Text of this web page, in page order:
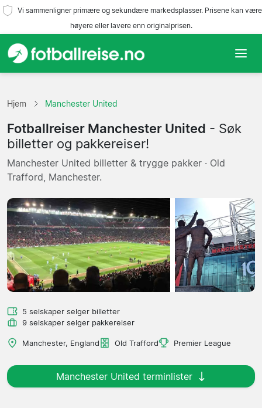
Vi sammenligner primære og sekundære markedsplasser. Prisene kan være
høyere eller lavere enn originalprisen.
Lag
Ligaer
Reisebyråer
Hjem Manchester United
Fotballreiser Manchester United - Søk
billetter og pakkereiser!
Manchester United billetter & trygge pakker · Old
Trafford, Manchester.
5 selskaper selger billetter
9 selskaper selger pakkereiser
Manchester, England Old Trafford Premier League
Manchester United terminlister